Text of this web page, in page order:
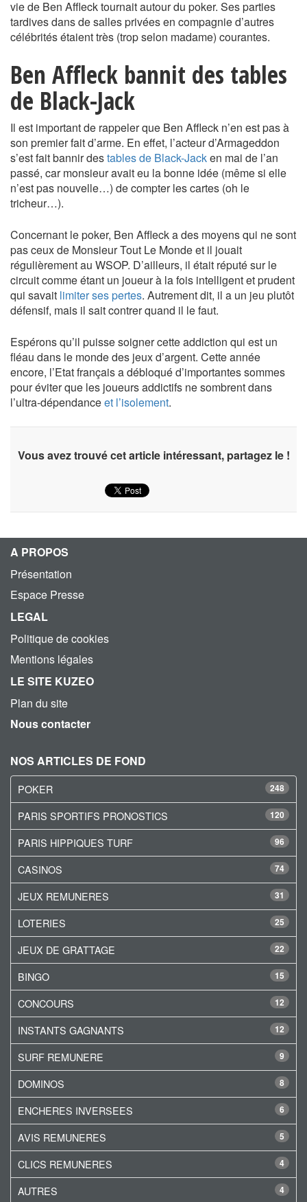
vie de Ben Affleck tournait autour du poker. Ses parties
tardives dans de salles privées en compagnie d’autres
célébrités étaient très (trop selon madame) courantes.
Ben Affleck bannit des tables
de Black-Jack
Il est important de rappeler que Ben Affleck n’en est pas à
son premier fait d’arme. En effet, l’acteur d’Armageddon
s’est fait bannir destables de Black-Jacken mai de l’an
passé, car monsieur avait eu la bonne idée (même si elle
n’est pas nouvelle…) de compter les cartes (oh le
tricheur…).
Concernant le poker, Ben Affleck a des moyens qui ne sont
pas ceux de Monsieur Tout Le Monde et il jouait
régulièrement au WSOP. D’ailleurs, il était réputé sur le
circuit comme étant un joueur à la fois intelligent et prudent
qui savait limiter ses pertes. Autrement dit, il a un jeu plutôt
défensif, mais il sait contrer quand il le faut.
Espérons qu’il puisse soigner cette addiction qui est un
fléau dans le monde des jeux d’argent. Cette année
encore, l’Etat français a débloqué d’importantes sommes
pour éviter que les joueurs addictifs ne sombrent dans
l’ultra-dépendanceet l’isolement.
Vous avez trouvé cet article intéressant, partagez le !
A PROPOS
Présentation
Espace Presse
LEGAL
Politique de cookies
Mentions légales
LE SITE KUZEO
Plan du site
Nous contacter
NOS ARTICLES DE FOND
248
POKER
120
PARIS SPORTIFS PRONOSTICS
96
PARIS HIPPIQUES TURF
74
CASINOS
31
JEUX REMUNERES
25
LOTERIES
22
JEUX DE GRATTAGE
15
BINGO
12
CONCOURS
12
INSTANTS GAGNANTS
9
SURF REMUNERE
8
DOMINOS
6
ENCHERES INVERSEES
5
AVIS REMUNERES
4
CLICS REMUNERES
4
AUTRES